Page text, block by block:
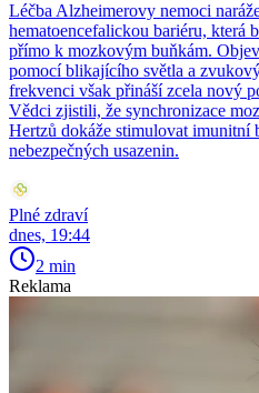
Léčba Alzheimerovy nemoci
hematoencefalickou bariéru, která
přímo k mozkovým buňkám.
pomocí blikajícího světla a
frekvenci však přináší zcela nový
Vědci zjistili, že synchronizace
Hertzů dokáže stimulovat imunitní
nebezpečných usazenin.
Plné zdraví
dnes, 19:44
2 min
Reklama